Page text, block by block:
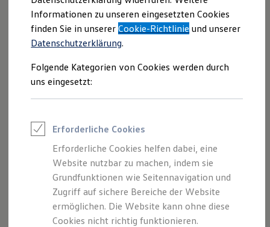
Branchenlösungen
Bau & Handwerk
Gewerbliche Personenbeförderung
Service & mobile Werkstätten
Kurier, Logistik & Handel
Feuerwehr
Rettungsdienste
ONE Business ID Vorteile
Fahrzeugsuche & Marktplatz
Digitaler Marktplatz
Kauf & Finanzierung
Online-Fahrzeugbewertung
Aktionen & Angebote
E-Auto-Förderung
Für Privatkunden
Für Gewerbekunden
Profi Paket
TopDeal
Ihre nächsten
Probefahrt
Beratung
Informationen zu unseren eingesetzten Cookies
finden Sie in unsererCookie-Richtlinie und unserer
Datenschutzerklärung.
Folgende Kategorien von Cookies werden durch
uns eingesetzt:
Erforderliche Cookies
Erforderliche Cookies helfen dabei, eine
Website nutzbar zu machen, indem sie
Grundfunktionen wie Seitennavigation und
Zugriff auf sichere Bereiche der Website
ermöglichen. Die Website kann ohne diese
Cookies nicht richtig funktionieren.